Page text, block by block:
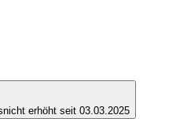
nicht erhöht seit 03.03.2025